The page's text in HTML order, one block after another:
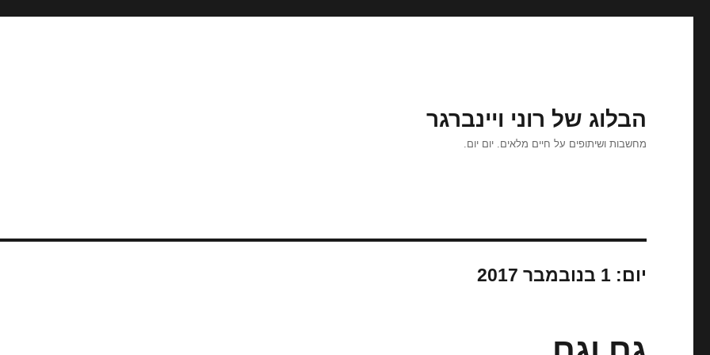
הבלוג של רוני ויינברגר
מחשבות ושיתופים על חיים מלאים. יום יום.
יום:1 בנובמבר 2017